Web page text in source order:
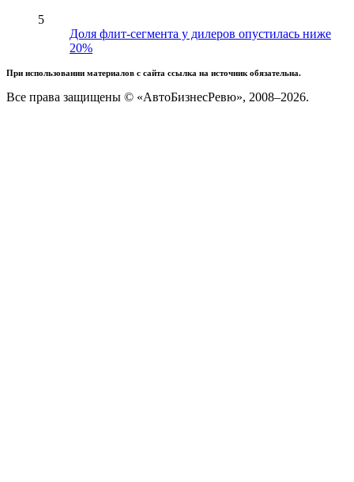
5
Доля флит-сегмента у дилеров опустилась ниже
20%
При использовании материалов с сайта ссылка на источник обязательна.
Все права защищены © «АвтоБизнесРевю», 2008–2026.